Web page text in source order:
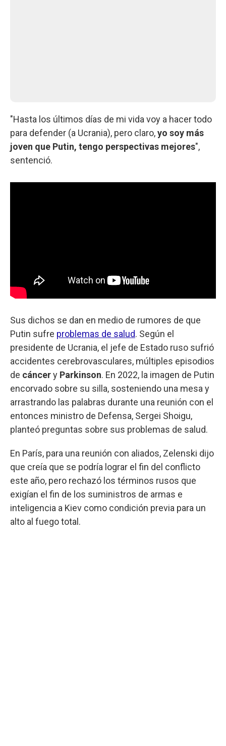
"Hasta los últimos días de mi vida voy a hacer todo
para defender (a Ucrania), pero claro,yo soy más
joven que Putin, tengo perspectivas mejores",
sentenció.
Sus dichos se dan en medio de rumores de que
Putin sufre problemas de salud. Según el
presidente de Ucrania, el jefe de Estado ruso sufrió
accidentes cerebrovasculares, múltiples episodios
de cáncery Parkinson. En 2022, la imagen de Putin
encorvado sobre su silla, sosteniendo una mesa y
arrastrando las palabras durante una reunión con el
entonces ministro de Defensa, Sergei Shoigu,
planteó preguntas sobre sus problemas de salud.
En París, para una reunión con aliados, Zelenski dijo
que creía que se podría lograr el fin del conflicto
este año, pero rechazó los términos rusos que
exigían el fin de los suministros de armas e
inteligencia a Kiev como condición previa para un
alto al fuego total.